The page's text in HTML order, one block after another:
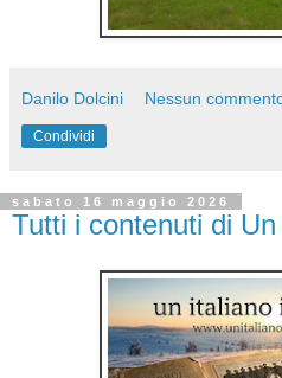
Danilo Dolcini Nessun
Condividi
sabato 16 maggio 2026
Tutti i contenuti di